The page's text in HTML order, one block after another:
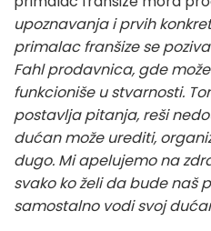
upoznavanja i prvih
primalac franšize se
Fahl prodavnica, gde
funkcioniše u stvarnosti.
postavlja pitanja, reši
dućan može urediti,
dugo. Mi apelujemo na
svako ko želi da bude naš
samostalno vodi svoj